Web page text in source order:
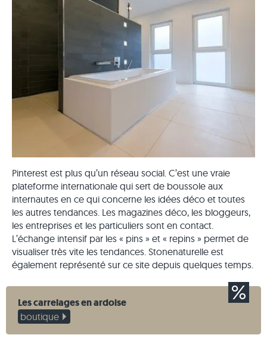
Pinterest est plus qu’un réseau social. C’est une vraie
plateforme internationale qui sert de boussole aux
internautes en ce qui concerne les idées déco et toutes
les autres tendances. Les magazines déco, les bloggeurs,
les entreprises et les particuliers sont en contact.
L’échange intensif par les « pins » et « repins » permet de
visualiser très vite les tendances. Stonenaturelle est
également représenté sur ce site depuis quelques temps.
Les carrelages en ardoise
boutique